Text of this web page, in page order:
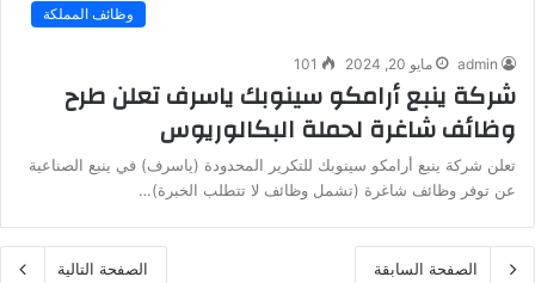
وظائف المملكة
admin مايو 20, 2024 101
شركة ينبع أرامكو سينوبك ياسرف تعلن طرح
وظائف شاغرة لحملة البكالوريوس
تعلن شركة ينبع أرامكو سينوبك للتكرير المحدودة (ياسرف) في ينبع الصناعية
عن توفر وظائف شاغرة (تشمل وظائف لا تتطلب الخبرة)…
الصفحة السابقة الصفحة التالية